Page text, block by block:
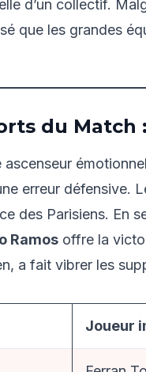
d’un collectif.
que les grandes
du Match
erreur défensive.
des Parisiens. En
Ramos offre la
a fait vibrer les
Joueur